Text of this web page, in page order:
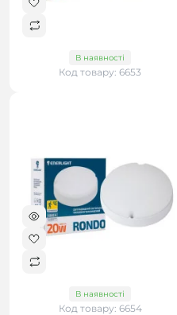
В наявності
Код товару: 6653
В наявності
Код товару: 6654